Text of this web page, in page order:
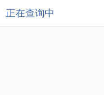
正在查询中